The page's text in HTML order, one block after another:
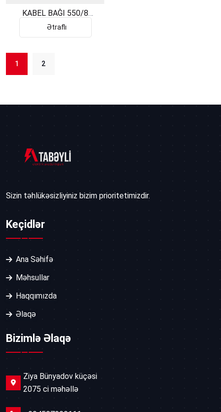
KABEL BAĞI 550/8
Ətraflı
1 2
Sizin təhlükəsizliyiniz bizim prioritetimizdir.
Keçidlər
Ana Səhifə
Məhsullar
Haqqımızda
Əlaqə
Bizimlə Əlaqə
Ziya Bünyadov küçəsi
2075 ci məhəllə